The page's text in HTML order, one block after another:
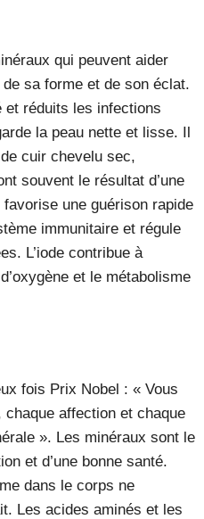
qui peuvent aider
sa forme et de son éclat.
et réduits les infections
la peau nette et lisse. Il
cuir chevelu sec,
souvent le résultat d’une
une guérison rapide
immunitaire et régule
L’iode contribue à
et le métabolisme
fois Prix Nobel : « Vous
affection et chaque
». Les minéraux sont le
et d’une bonne santé.
dans le corps ne
Les acides aminés et les